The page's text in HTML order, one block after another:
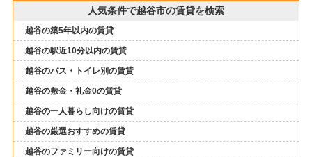
人気条件で越谷市の賃貸を検索
越谷の築5年以内の賃貸
越谷の駅近10分以内の賃貸
越谷のバス・トイレ別の賃貸
越谷の敷金・礼金0の賃貸
越谷の一人暮らし向けの賃貸
越谷の厳選おすすめの賃貸
越谷のファミリー向けの賃貸